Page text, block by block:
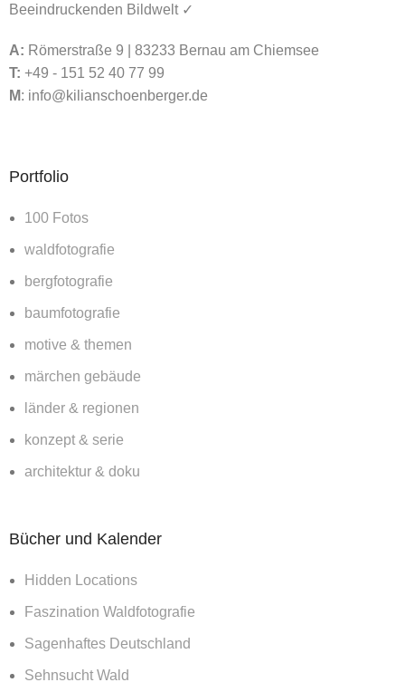
Beeindruckenden Bildwelt ✓
A: Römerstraße 9 | 83233 Bernau am Chiemsee
T: +49 - 151 52 40 77 99
M: info@kilianschoenberger.de
Portfolio
100 Fotos
waldfotografie
bergfotografie
baumfotografie
motive & themen
märchen gebäude
länder & regionen
konzept & serie
architektur & doku
Bücher und Kalender
Hidden Locations
Faszination Waldfotografie
Sagenhaftes Deutschland
Sehnsucht Wald